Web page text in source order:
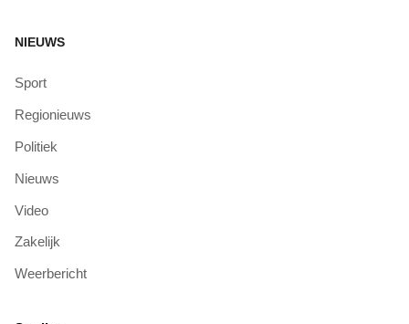
NIEUWS
Sport
Regionieuws
Politiek
Nieuws
Video
Zakelijk
Weerbericht